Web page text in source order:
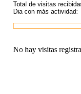
Total de visitas
Dia con más actividad:
No hay visitas